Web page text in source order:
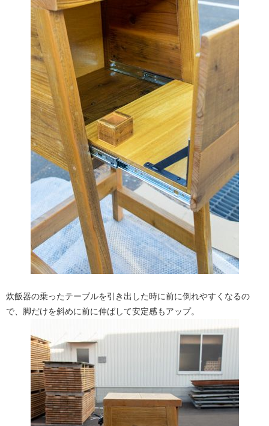
炊飯器の乗ったテーブルを引き出した時に前に倒れやすくなるの
で、脚だけを斜めに前に伸ばして安定感もアップ。